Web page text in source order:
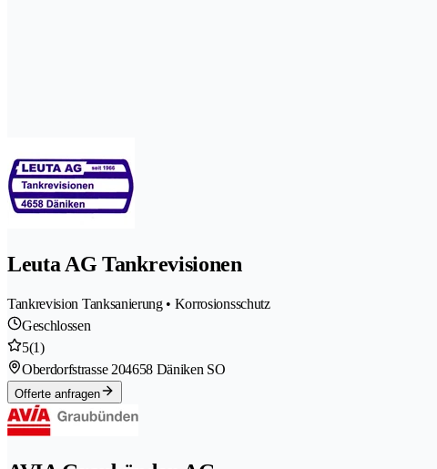
Leuta AG Tankrevisionen
Tankrevision Tanksanierung • Korrosionsschutz
Geschlossen
5(1)
Oberdorfstrasse 204658 Däniken SO
Offerte anfragen